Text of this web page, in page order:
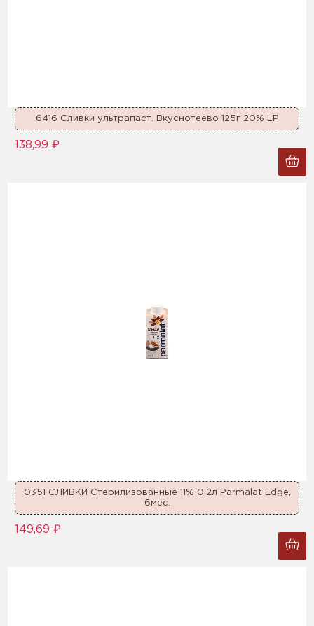
6416 Сливки ультрапаст. Вкуснотеево 125г 20% LP
138,99 ₽
0351 СЛИВКИ Стерилизованные 11% 0,2л Parmalat Edge,
6мес.
149,69 ₽